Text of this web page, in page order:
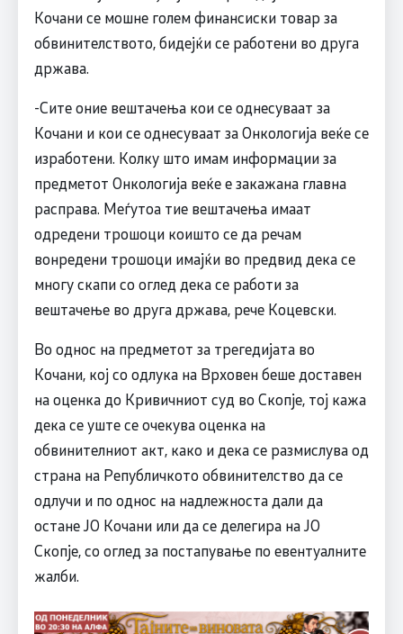
Кочани се мошне голем финансиски товар за
обвинителството, бидејќи се работени во друга
држава.
-Сите оние вештачења кои се однесуваат за
Кочани и кои се однесуваат за Онкологија веќе се
изработени. Колку што имам информации за
предметот Онкологија веќе е закажана главна
расправа. Меѓутоа тие вештачења имаат
одредени трошоци коишто се да речам
вонредени трошоци имајќи во предвид дека се
многу скапи со оглед дека се работи за
вештачење во друга држава, рече Коцевски.
Во однос на предметот за трегедијата во
Кочани, кој со одлука на Врховен беше доставен
на оценка до Кривичниот суд во Скопје, тој кажа
дека се уште се очекува оценка на
обвинителниот акт, како и дека се размислува од
страна на Републичкото обвинителство да се
одлучи и по однос на надлежноста дали да
остане ЈО Кочани или да се делегира на ЈО
Скопје, со оглед за постапување по евентуалните
жалби.